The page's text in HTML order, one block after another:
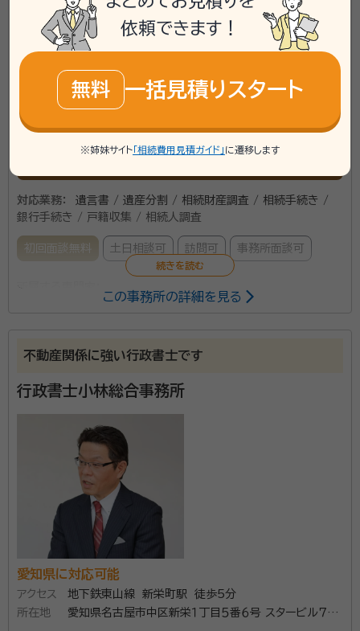
所在地
愛知県春日井市中央台二丁目５番地 サンマルシェ・アピ
タ館Ｂ２Ｆ
お電話でのご相談
Web相談も受付中
対応業務：
遺言書 / 遺産分割 / 相続財産調査 / 相続手続き /
銀行手続き / 戸籍収集 / 相続人調査
初回面談無料 土日相談可 訪問可 事務所面談可
事務所口コミ（抜粋）：
account_circle 満足度 4.0 ご利用時期：2022/1
事務所開設以来、相続手続，許認可手続，測量登記手続
について得意とし、具体的には相続全般，遺言書作成，
遺産分割協議書作成，戸籍収集，銀行手続，証券手続，測
量，分筆，建物登記，農地転用，開発許可等を行っており
ます。
資格等： 特定行政書士
所属団体：愛知県行政書士会
この事務所の詳細を見る
不動産関係に強い行政書士です
行政書士小林総合事務所
愛知県に対応可能
アクセス
地下鉄東山線 新栄町駅 徒歩5分
所在地
愛知県名古屋市中区新栄１丁目５番６号 スタービル７階
依頼できます！
無料 一括見積りスタート
※姉妹サイト 「相続費用見積ガイド」 に遷移します